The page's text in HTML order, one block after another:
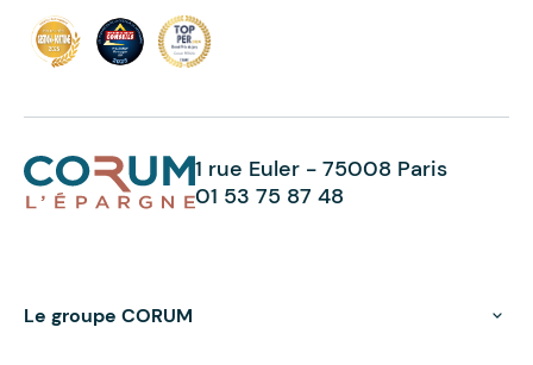
1 rue Euler - 75008 Paris
01 53 75 87 48
Le groupe CORUM